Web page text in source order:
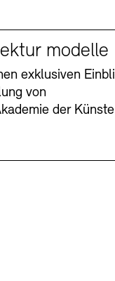
modelle
exklusiven
von
der